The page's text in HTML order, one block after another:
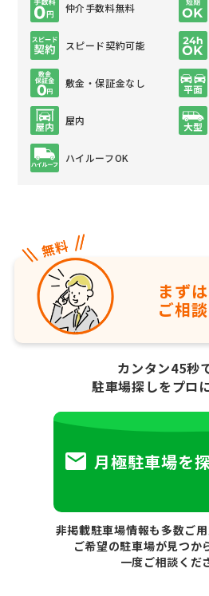
仲介手数料無料
スピード契約可能
敷金・保証金なし
屋内
ハイルーフOK
まず
ご相
カンタン45秒
駐車場探しをプロ
月極駐車場を
非掲載駐車場情報も多数ご
ご希望の駐車場が見つか
一度ご相談くだ